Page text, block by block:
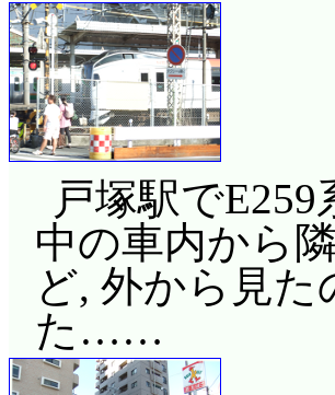
戸塚駅で
中の車内から
ど, 外から見
た……